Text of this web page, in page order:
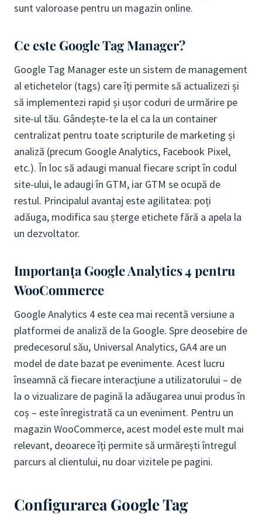
sunt valoroase pentru un magazin online.
Ce este Google Tag Manager?
Google Tag Manager este un sistem de management
al etichetelor (tags) care îți permite să actualizezi și
să implementezi rapid și ușor coduri de urmărire pe
site-ul tău. Gândește-te la el ca la un container
centralizat pentru toate scripturile de marketing și
analiză (precum Google Analytics, Facebook Pixel,
etc.). În loc să adaugi manual fiecare script în codul
site-ului, le adaugi în GTM, iar GTM se ocupă de
restul. Principalul avantaj este agilitatea: poți
adăuga, modifica sau șterge etichete fără a apela la
un dezvoltator.
Importanța Google Analytics 4 pentru
WooCommerce
Google Analytics 4 este cea mai recentă versiune a
platformei de analiză de la Google. Spre deosebire de
predecesorul său, Universal Analytics, GA4 are un
model de date bazat pe evenimente. Acest lucru
înseamnă că fiecare interacțiune a utilizatorului – de
la o vizualizare de pagină la adăugarea unui produs în
coș – este înregistrată ca un eveniment. Pentru un
magazin WooCommerce, acest model este mult mai
relevant, deoarece îți permite să urmărești întregul
parcurs al clientului, nu doar vizitele pe pagini.
Configurarea Google Tag